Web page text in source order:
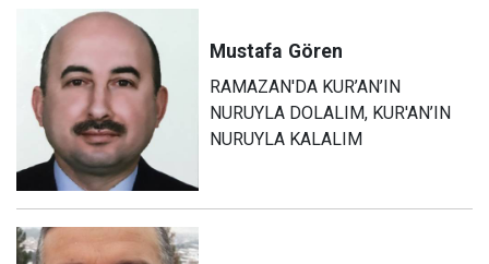
Mustafa Gören
RAMAZAN'DA KUR’AN’IN
NURUYLA DOLALIM, KUR'AN’IN
NURUYLA KALALIM